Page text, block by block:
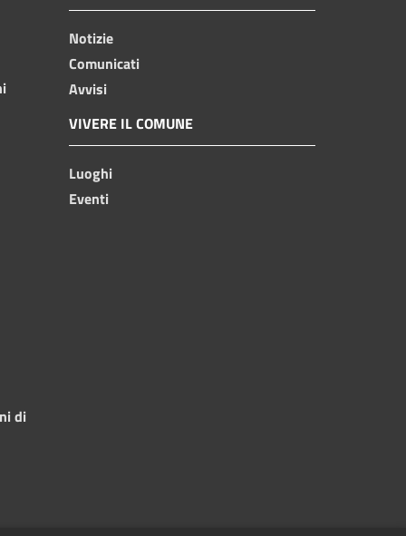
Notizie
Comunicati
Avvisi
VIVERE IL COMUNE
Luoghi
Eventi
di